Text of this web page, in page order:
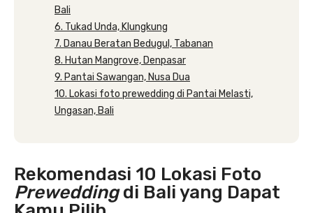
Bali
6. Tukad Unda, Klungkung
7. Danau Beratan Bedugul, Tabanan
8. Hutan Mangrove, Denpasar
9. Pantai Sawangan, Nusa Dua
10. Lokasi foto prewedding di Pantai Melasti,
Ungasan, Bali
Rekomendasi 10 Lokasi Foto
Preweddingdi Bali yang Dapat